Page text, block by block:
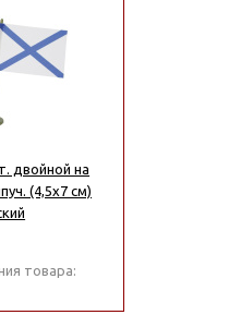
двойной на
(4,5х7 см)
товара: